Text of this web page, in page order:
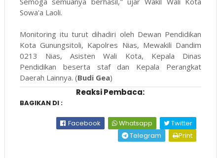
Sowa'a Laoli.
Monitoring itu turut dihadiri oleh Dewan Pendidikan
Kota Gunungsitoli, Kapolres Nias, Mewakili Dandim
0213 Nias, Asisten Wali Kota, Kepala Dinas
Pendidikan beserta staf dan Kepala Perangkat
Daerah Lainnya. (Budi Gea)
Reaksi Pembaca:
BAGIKAN DI :
Facebook Whatsapp
Twitter
Telegram
Print